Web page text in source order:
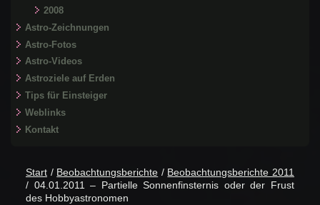
2008
Astro-Zeichnungen
Astro-Fotos
Astro-Videos
Astroziele auf Erden
Tips für Einsteiger
Weblinks
Kontakt
Start / Beobachtungsberichte / Beobachtungsberichte 2011
/ 04.01.2011 – Partielle Sonnenfinsternis oder der Frust
des Hobbyastronomen